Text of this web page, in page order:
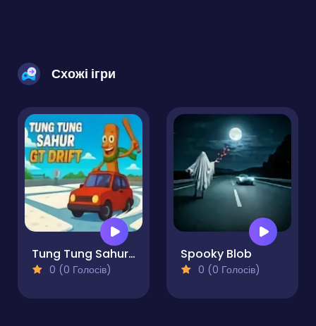
Схожі ігри
Tung Tung Sahur GT Drift
0 (0 Голосів)
Spooky Blob
0 (0 Голосів)